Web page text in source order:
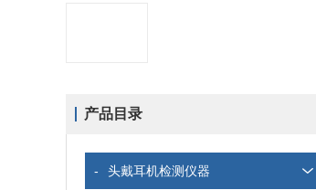
产品目录
- 头戴耳机检测仪器